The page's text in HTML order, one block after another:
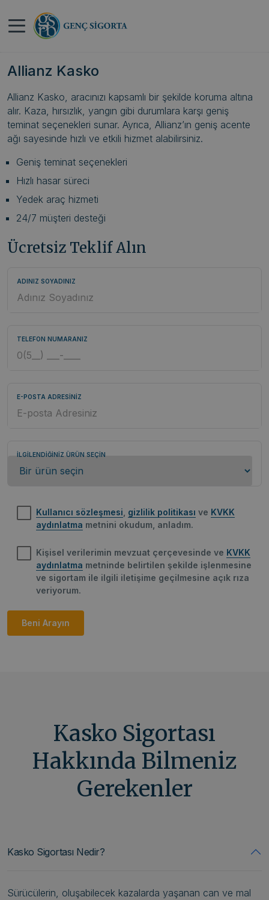
Anasayfa>
ve Fiyatları
Allianz Kasko
Allianz Kasko, aracınızı kapsamlı bir şekilde koruma altına
alır. Kaza, hırsızlık, yangın gibi durumlara karşı geniş
teminat seçenekleri sunar. Ayrıca, Allianz’ın geniş acente
ağı sayesinde hızlı ve etkili hizmet alabilirsiniz.
Geniş teminat seçenekleri
Hızlı hasar süreci
Yedek araç hizmeti
24/7 müşteri desteği
Ücretsiz Teklif Alın
ADINIZ SOYADINIZ
TELEFON NUMARANIZ
E-POSTA ADRESİNİZ
İLGİLENDİĞİNİZ ÜRÜN SEÇİN
Kullanıcı sözleşmesi gizlilik politikası ve KVKK
aydınlatma metnini okudum, anladım.
Kişisel verilerimin mevzuat çerçevesinde ve KVKK
aydınlatma metninde belirtilen şekilde işlenmesine
ve sigortam ile ilgili iletişime geçilmesine açık rıza
veriyorum.
Kasko Sigortası
Hakkında Bilmeniz
Gerekenler
Kasko Sigortası Nedir?
Sürücülerin, oluşabilecek kazalarda yaşanan can ve mal